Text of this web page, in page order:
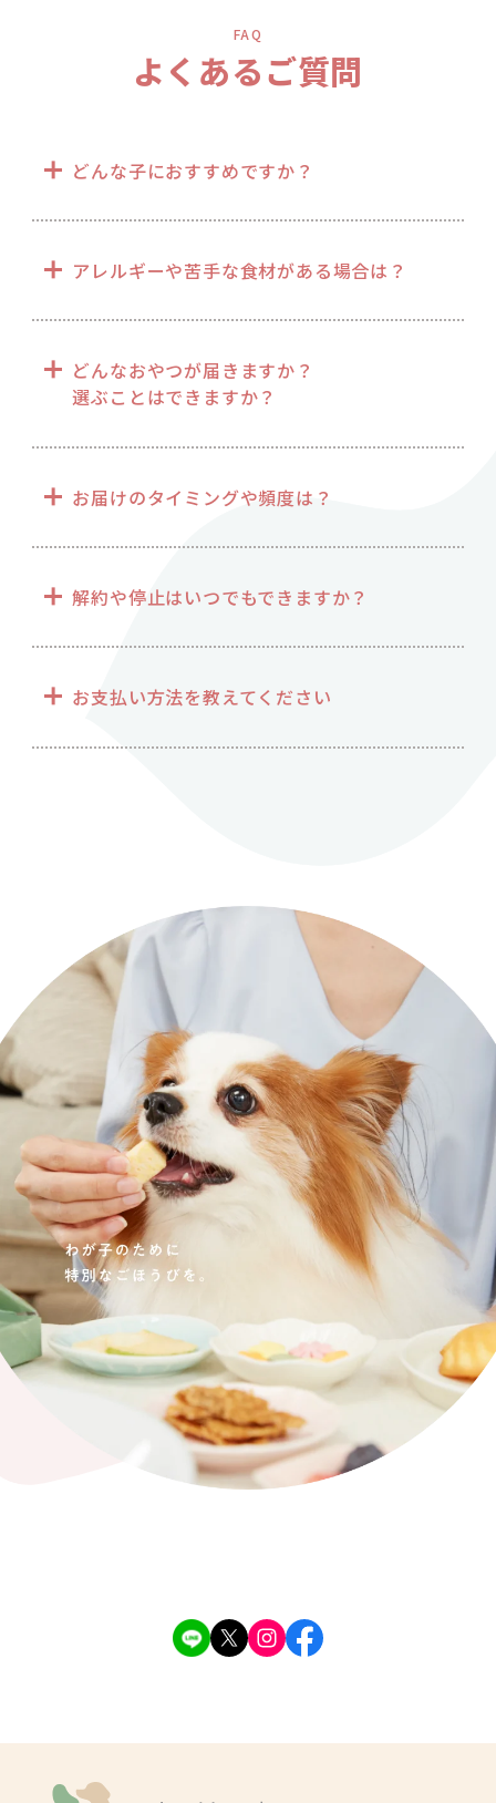
FAQ
よくあるご質問
どんな子におすすめですか？
アレルギーや苦手な食材がある場合は？
どんなおやつが届きますか？
選ぶことはできますか？
お届けのタイミングや頻度は？
解約や停止はいつでもできますか？
お支払い方法を教えてください